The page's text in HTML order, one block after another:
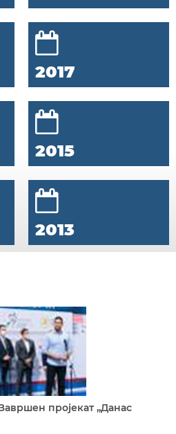
2017
2015
2013
пројекат „Данас